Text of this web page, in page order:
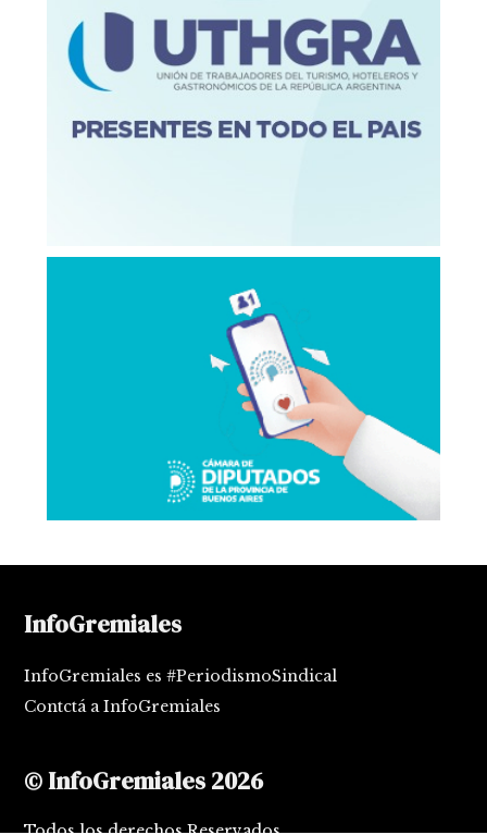
InfoGremiales
InfoGremiales es #PeriodismoSindical
Contctá a InfoGremiales
© InfoGremiales 2026
Todos los derechos Reservados